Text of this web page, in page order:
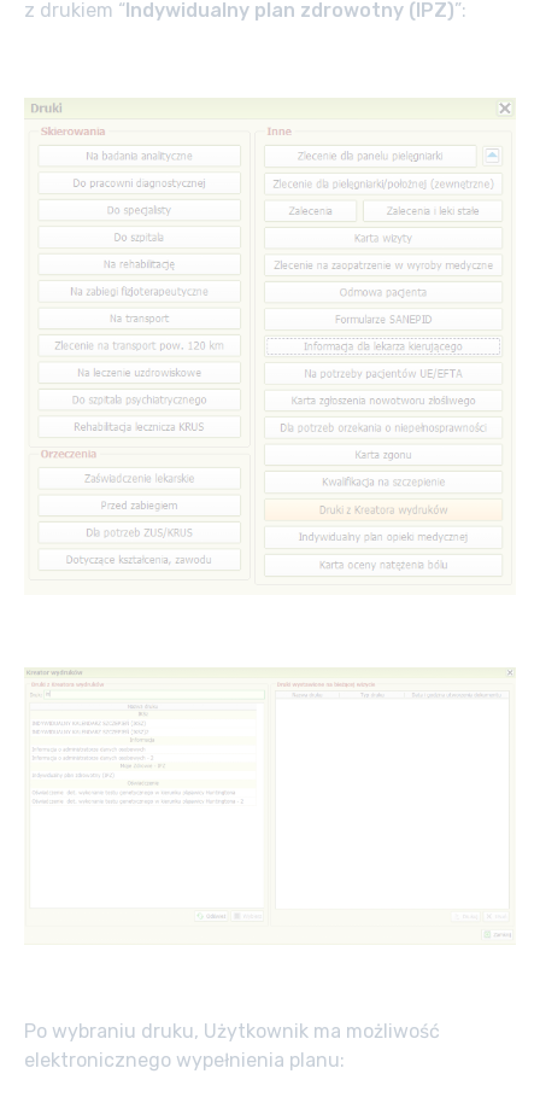
z drukiem “Indywidualny plan zdrowotny (IPZ)”:
Po wybraniu druku, Użytkownik ma możliwość
elektronicznego wypełnienia planu: